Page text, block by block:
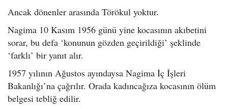
Ancak dönenler arasında Törökul yoktur.
Nagima 10 Kasım 1956 günü yine kocasının akıbetini
sorar, bu defa ‘konunun gözden geçirildiği’ şeklinde
‘farklı’ bir yanıt alır.
1957 yılının Ağustos ayındaysa Nagima İç İşleri
Bakanlığı’na çağrılır. Orada kadıncağıza kocasının ölüm
belgesi tebliğ edilir.